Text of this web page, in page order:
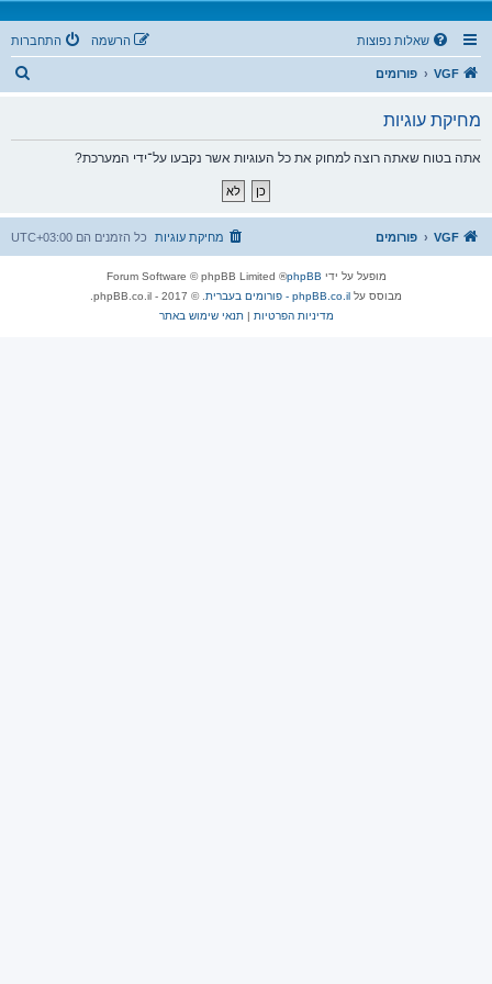
שאלות נפוצות התחברות הרשמה
VGF פורומים
מחיקת עוגיות
אתה בטוח שאתה רוצה למחוק את כל העוגיות אשר נקבעו על־ידי המערכת?
VGF פורומים כל הזמנים הם UTC+03:00 מחיקת עוגיות
מופעל על ידי phpBB
® Forum Software © phpBB Limited
מבוסס על phpBB.co.il - פורומים בעברית
. © 2017 - phpBB.co.il.
מדיניות הפרטיות |תנאי שימוש באתר